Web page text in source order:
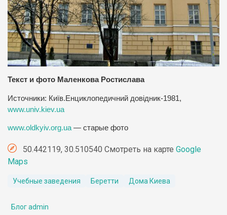
Текст и фото Маленкова Ростислава
Источники: Київ.Енциклопедичний довідник-1981,
www.univ.kiev.ua
www.oldkyiv.org.ua— старые фото
50.442119, 30.510540 Смотреть на карте Google
Maps
Учебные заведения Беретти Дома Киева
Блог admin